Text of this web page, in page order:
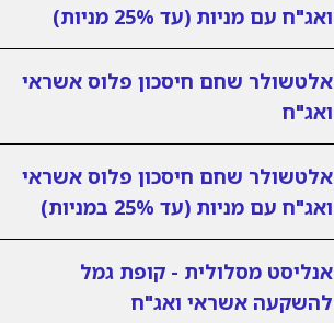
ואג"ח עם מניות (עד 25% מניות)
אלטשולר שחם חיסכון פלוס אשראי
ואג"ח
אלטשולר שחם חיסכון פלוס אשראי
ואג"ח עם מניות (עד 25% במניות)
אנליסט מסלולית - קופת גמל
להשקעה אשראי ואג"ח